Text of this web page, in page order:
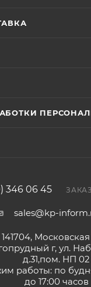
346 06 45
sales@kp-
141704,
г, ул.
д.31,пом. НП 02
работы: по
до 17:00 часов